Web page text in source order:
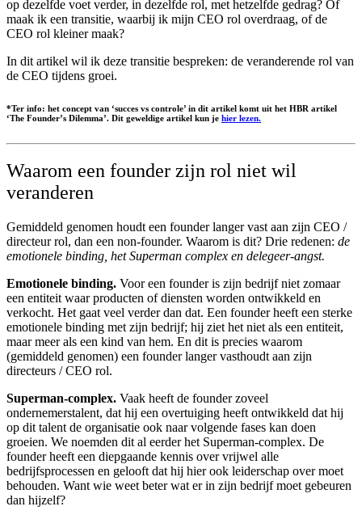
op dezelfde voet verder, in dezelfde rol, met hetzelfde gedrag? Of
maak ik een transitie, waarbij ik mijn CEO rol overdraag, of de
CEO rol kleiner maak?
In dit artikel wil ik deze transitie bespreken: de veranderende rol van
de CEO tijdens groei.
*Ter info: het concept van ‘succes vs controle’ in dit artikel komt uit het HBR artikel
‘The Founder’s Dilemma’. Dit geweldige artikel kun je hier lezen.
Waarom een founder zijn rol niet wil
veranderen
Gemiddeld genomen houdt een founder langer vast aan zijn CEO /
directeur rol, dan een non-founder. Waarom is dit? Drie redenen: de
emotionele binding, het Superman complex en delegeer-angst.
Emotionele binding. Voor een founder is zijn bedrijf niet zomaar
een entiteit waar producten of diensten worden ontwikkeld en
verkocht. Het gaat veel verder dan dat. Een founder heeft een sterke
emotionele binding met zijn bedrijf; hij ziet het niet als een entiteit,
maar meer als een kind van hem. En dit is precies waarom
(gemiddeld genomen) een founder langer vasthoudt aan zijn
directeurs / CEO rol.
Superman-complex. Vaak heeft de founder zoveel
ondernemerstalent, dat hij een overtuiging heeft ontwikkeld dat hij
op dit talent de organisatie ook naar volgende fases kan doen
groeien. We noemden dit al eerder het Superman-complex. De
founder heeft een diepgaande kennis over vrijwel alle
bedrijfsprocessen en gelooft dat hij hier ook leiderschap over moet
behouden. Want wie weet beter wat er in zijn bedrijf moet gebeuren
dan hijzelf?